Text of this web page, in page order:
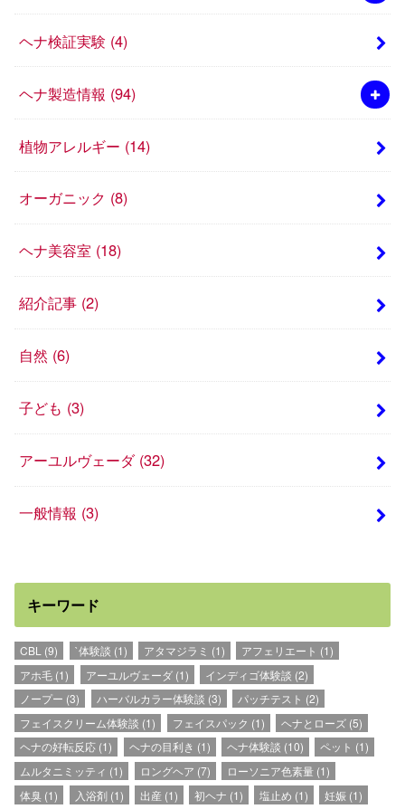
ヘナ検証実験 (4)
ヘナ製造情報 (94)
植物アレルギー (14)
オーガニック (8)
ヘナ美容室 (18)
紹介記事 (2)
自然 (6)
子ども (3)
アーユルヴェーダ (32)
一般情報 (3)
キーワード
CBL (9) `体験談 (1) アタマジラミ (1) アフェリエート (1)
アホ毛 (1) アーユルヴェーダ(1) インディゴ体験談 (2)
ノープー (3) ハーバルカラー体験談 (3) パッチテスト (2)
フェイスクリーム体験談 (1) フェイスパック (1) ヘナとローズ(5)
ヘナの好転反応 (1) ヘナの目利き (1) ヘナ体験談 (10) ペット (1)
ムルタニミッティ (1) ロングヘア (7) ローソニア色素量(1)
体臭 (1) 入浴剤(1) 出産(1) 初ヘナ (1) 塩止め (1) 妊娠 (1)